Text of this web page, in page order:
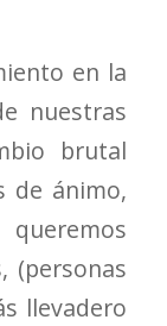
en la
nuestras
brutal
de ánimo,
(personas
llevadero